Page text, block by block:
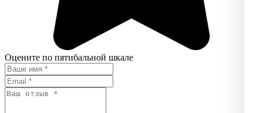
Оцените по пятибальной шкале